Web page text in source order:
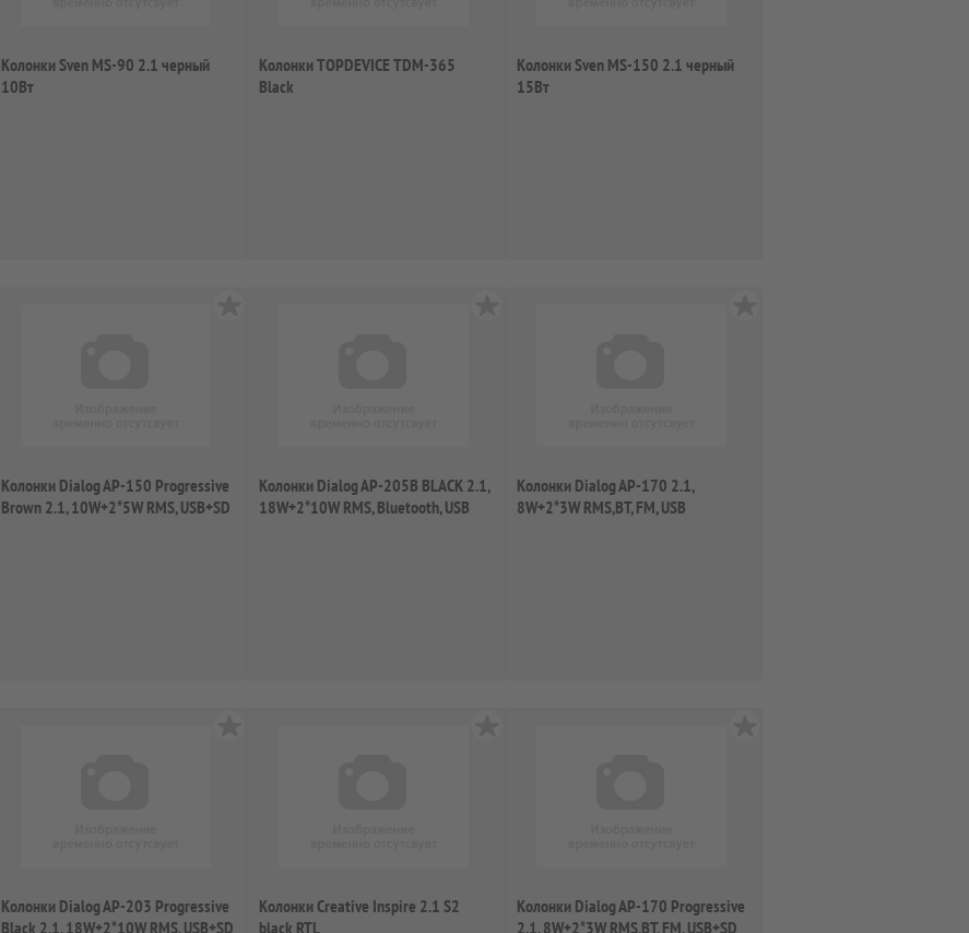
Колонки Sven MS-90 2.1 черный
10Вт
Колонки TOPDEVICE TDM-365
Black
Колонки Sven MS-150 2.1 черный
15Вт
Колонки Dialog AP-150 Progressive
Brown 2.1, 10W+2*5W RMS, USB+SD
Колонки Dialog AP-205B BLACK 2.1,
18W+2*10W RMS, Bluetooth, USB
Колонки Dialog AP-170 2.1,
8W+2*3W RMS,BT, FM, USB
Колонки Dialog AP-203 Progressive
Black 2.1, 18W+2*10W RMS, USB+SD
Колонки Creative Inspire 2.1 S2
black RTL
Колонки Dialog AP-170 Progressive
2.1, 8W+2*3W RMS,BT, FM, USB+SD